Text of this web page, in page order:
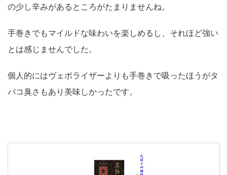
の少し辛みがあるところがたまりませんね。
手巻きでもマイルドな味わいを楽しめるし、それほど強い
とは感じませんでした。
個人的にはヴェポライザーよりも手巻きで吸ったほうがタ
バコ臭さもあり美味しかったです。